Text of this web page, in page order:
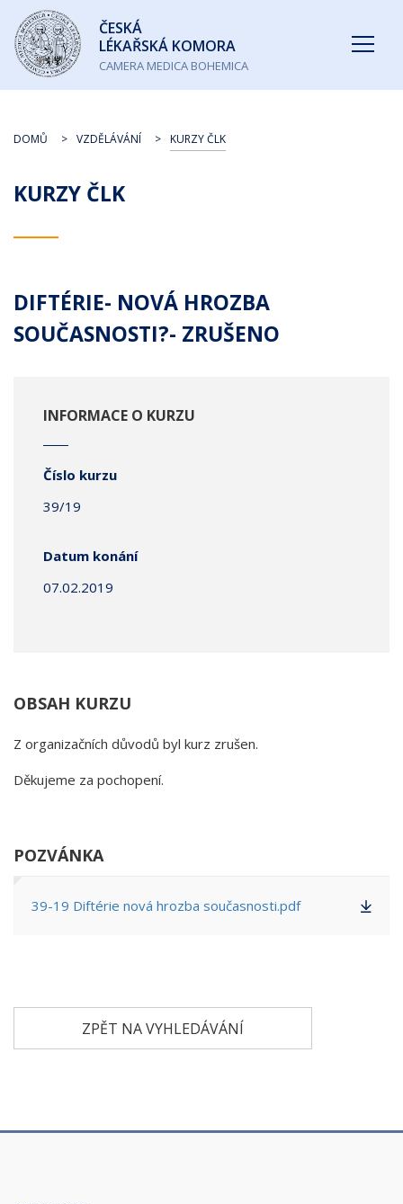
Česká
lékařská
komora
ČESKÁ
LÉKAŘSKÁ KOMORA
CAMERA MEDICA BOHEMICA
KURZY ČLK
DOMŮ VZDĚLÁVÁNÍ KURZY ČLK
DIFTÉRIE- NOVÁ HROZBA
SOUČASNOSTI?- ZRUŠENO
INFORMACE O KURZU
Číslo kurzu
39/19
Datum konání
07.02.2019
OBSAH KURZU
Z organizačních důvodů byl kurz zrušen.
Děkujeme za pochopení.
POZVÁNKA
39-19 Diftérie nová hrozba současnosti.pdf
ZPĚT NA VYHLEDÁVÁNÍ